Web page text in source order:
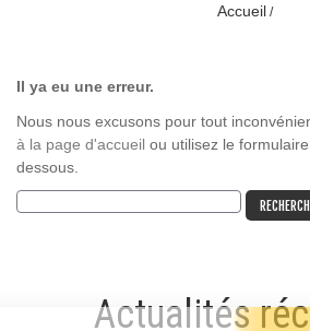
Accueil
Il ya eu une erreur.
Nous nous excusons pour tout
à la page d'accueil ou utilisez le
dessous.
Actualités